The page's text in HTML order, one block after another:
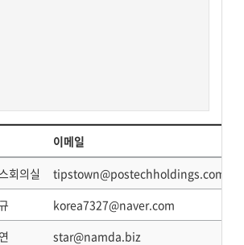
이메일
회의실 tipstown@postechholdings.com
korea7327@naver.com
star@namda.biz